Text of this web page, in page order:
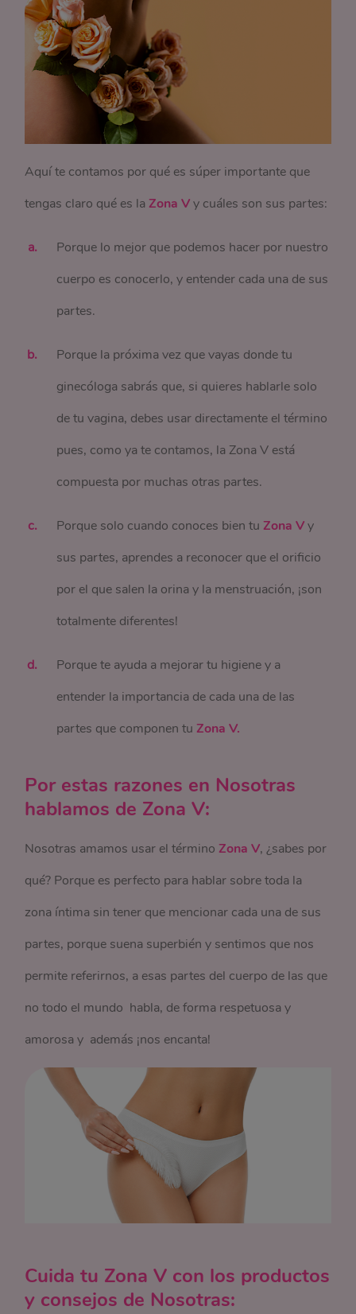
Aquí te contamos por qué es súper importante que
tengas claro qué es la Zona Vy cuáles son sus partes:
Porque lo mejor que podemos hacer por nuestro
cuerpo es conocerlo, y entender cada una de sus
partes.
Porque la próxima vez que vayas donde tu
ginecóloga sabrás que, si quieres hablarle solo
de tu vagina, debes usar directamente el término
pues, como ya te contamos, la Zona V está
compuesta por muchas otras partes.
Porque solo cuando conoces bien tu Zona Vy
sus partes, aprendes a reconocer que el orificio
por el que salen la orina y la menstruación, ¡son
totalmente diferentes!
Porque te ayuda a mejorar tu higiene y a
entender la importancia de cada una de las
partes que componen tu Zona V.
Por estas razones en Nosotras
hablamos de Zona V:
Nosotras amamos usar el término Zona V, ¿sabes por
qué? Porque es perfecto para hablar sobre toda la
zona íntima sin tener que mencionar cada una de sus
partes, porque suena superbién y sentimos que nos
permite referirnos, a esas partes del cuerpo de las que
no todo el mundo habla, de forma respetuosa y
amorosa y además ¡nos encanta!
Cuida tu Zona V con los productos
y consejos de Nosotras: